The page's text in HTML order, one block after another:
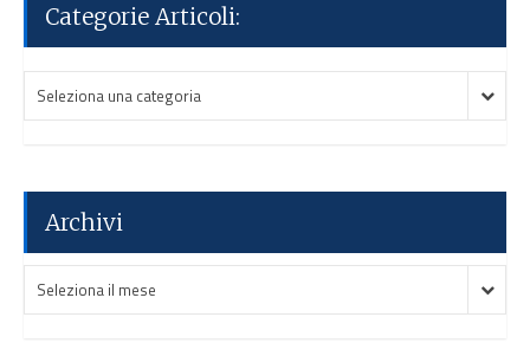
Categorie Articoli:
Categorie
Seleziona una categoria
Categorie
Articoli:
Archivi
Archivi
Seleziona il mese
Archivi